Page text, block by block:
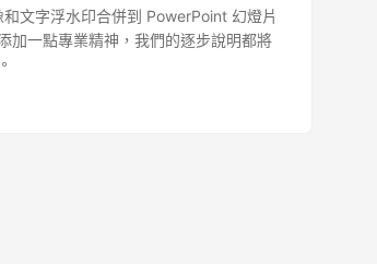
文字浮水印合併到 PowerPoint 幻燈片
加一點專業精神，我們的逐步說明都將